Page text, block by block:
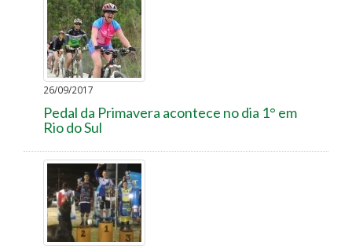
26/09/2017
Pedal da Primavera acontece no dia 1° em
Rio do Sul